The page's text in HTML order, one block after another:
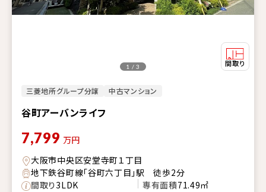
三菱地所グループ分譲 中古マンション
谷町アーバンライフ
1 / 3
7,799 万円
大阪市中央区安堂寺町１丁目
地下鉄谷町線「谷町六丁目」駅 徒歩2分
間取り3LDK 専有面積71.49㎡